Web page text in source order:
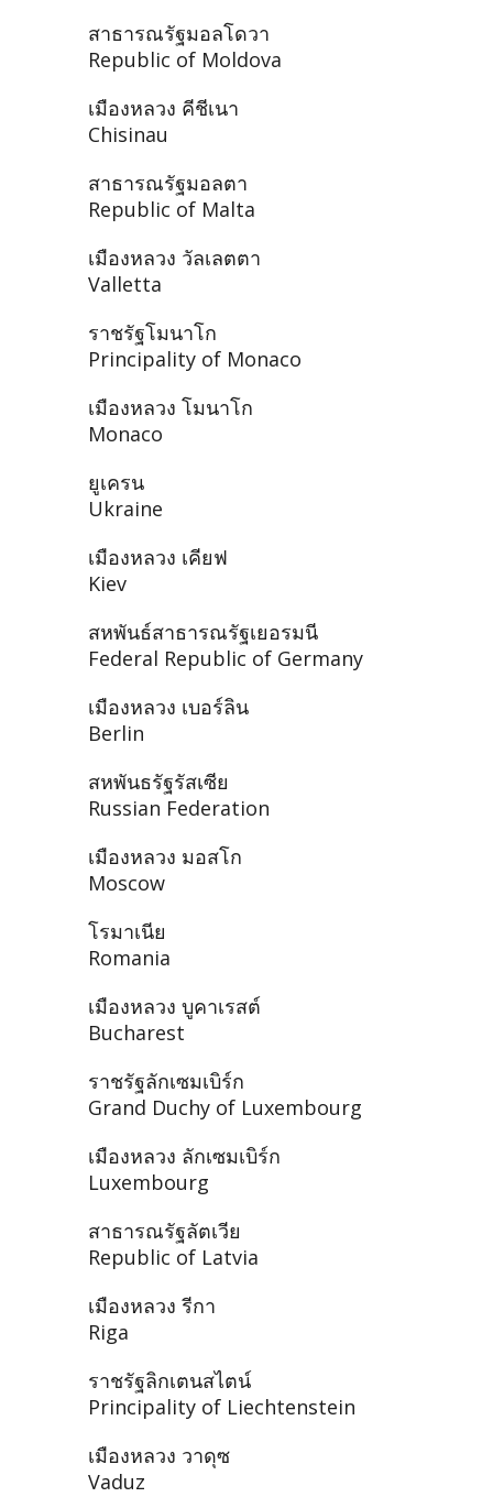
สาธารณรัฐมอลโดวา
Republic of Moldova
เมืองหลวง คีชีเนา
Chisinau
สาธารณรัฐมอลตา
Republic of Malta
เมืองหลวง วัลเลตตา
Valletta
ราชรัฐโมนาโก
Principality of Monaco
เมืองหลวง โมนาโก
Monaco
ยูเครน
Ukraine
เมืองหลวง เคียฟ
Kiev
สหพันธ์สาธารณรัฐเยอรมนี
Federal Republic of Germany
เมืองหลวง เบอร์ลิน
Berlin
สหพันธรัฐรัสเซีย
Russian Federation
เมืองหลวง มอสโก
Moscow
โรมาเนีย
Romania
เมืองหลวง บูคาเรสต์
Bucharest
ราชรัฐลักเซมเบิร์ก
Grand Duchy of Luxembourg
เมืองหลวง ลักเซมเบิร์ก
Luxembourg
สาธารณรัฐลัตเวีย
Republic of Latvia
เมืองหลวง รีกา
Riga
ราชรัฐลิกเตนสไตน์
Principality of Liechtenstein
เมืองหลวง วาดุซ
Vaduz